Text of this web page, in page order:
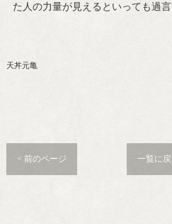
た人の力量が見えるといっても過
天丼元亀
< 前のページ 一覧に